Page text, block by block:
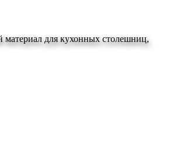
для кухонных столешниц,